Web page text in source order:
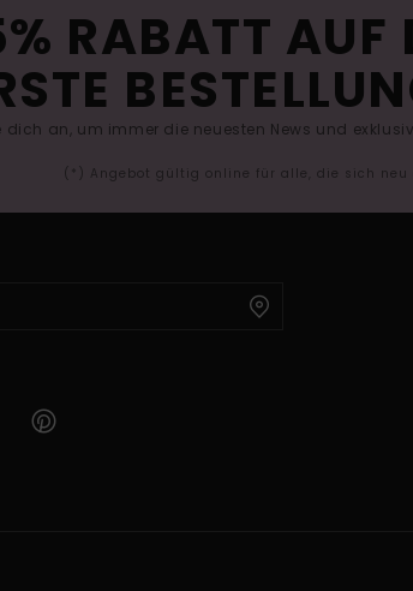
RABATT AUF
dich an, um immer die neuesten News und
(*) Angebot gültig online für alle, die sich